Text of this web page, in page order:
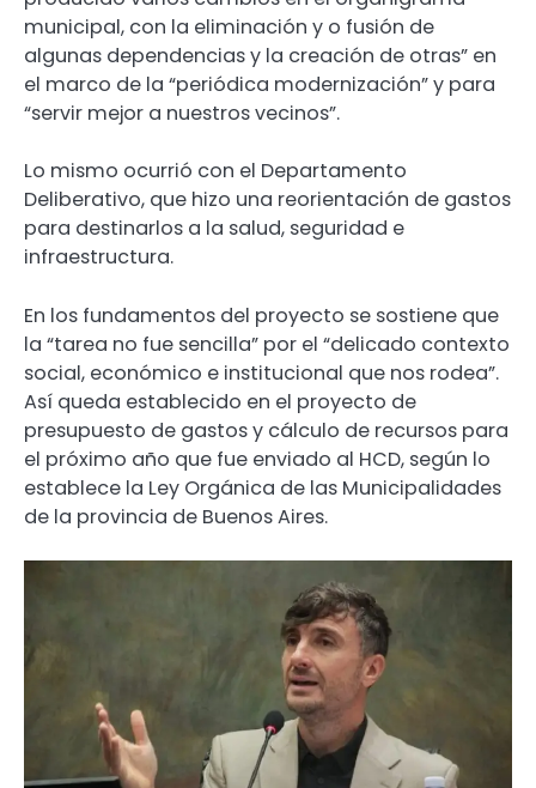
municipal, con la eliminación y o fusión de
algunas dependencias y la creación de otras” en
el marco de la “periódica modernización” y para
“servir mejor a nuestros vecinos”.
Lo mismo ocurrió con el Departamento
Deliberativo, que hizo una reorientación de gastos
para destinarlos a la salud, seguridad e
infraestructura.
En los fundamentos del proyecto se sostiene que
la “tarea no fue sencilla” por el “delicado contexto
social, económico e institucional que nos rodea”.
Así queda establecido en el proyecto de
presupuesto de gastos y cálculo de recursos para
el próximo año que fue enviado al HCD, según lo
establece la Ley Orgánica de las Municipalidades
de la provincia de Buenos Aires.